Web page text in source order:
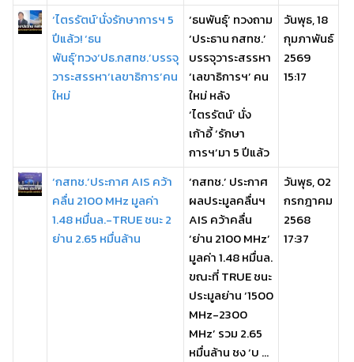
‘ไตรรัตน์’นั่งรักษาการฯ 5
ปีแล้ว! ‘ธน
พันธุ์’ทวง‘ปธ.กสทช.’บรรจุ
วาระสรรหา‘เลขาธิการ’คน
ใหม่
‘ธนพันธุ์’ ทวงถาม
‘ประธาน กสทช.’
บรรจุวาระสรรหา
‘เลขาธิการฯ’ คน
ใหม่ หลัง
‘ไตรรัตน์’ นั่ง
เก้าอี้ ‘รักษา
การฯ’มา 5 ปีแล้ว
วันพุธ, 18
กุมภาพันธ์
2569
15:17
‘กสทช.’ประกาศ AIS คว้า
คลื่น 2100 MHz มูลค่า
1.48 หมื่นล.-TRUE ชนะ 2
ย่าน 2.65 หมื่นล้าน
‘กสทช.’ ประกาศ
ผลประมูลคลื่นฯ
AIS คว้าคลื่น
‘ย่าน 2100 MHz’
มูลค่า 1.48 หมื่นล.
ขณะที่ TRUE ชนะ
ประมูลย่าน ‘1500
MHz-2300
MHz’ รวม 2.65
หมื่นล้าน ชง ‘บ ...
วันพุธ, 02
กรกฎาคม
2568
17:37